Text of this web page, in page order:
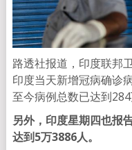
路透社报道，印度联邦
印度当天新增冠病确诊
至今病例总数已达到284
另外，印度星期四也报
达到5万3886人。